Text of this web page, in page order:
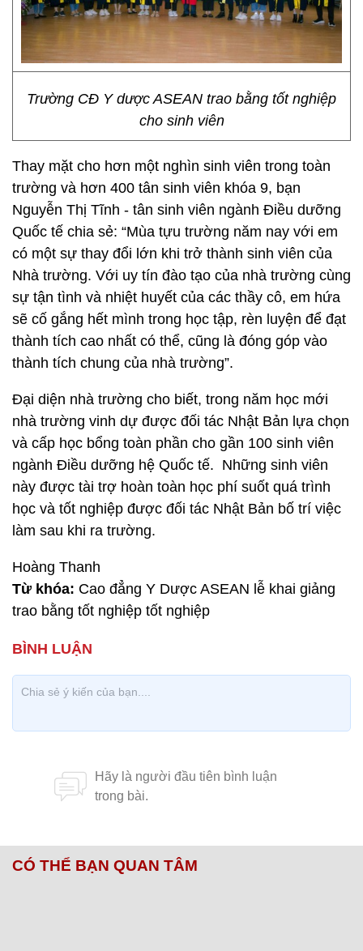
Trường CĐ Y dược ASEAN trao bằng tốt nghiệp
cho sinh viên
Thay mặt cho hơn một nghìn sinh viên trong toàn
trường và hơn 400 tân sinh viên khóa 9, bạn
Nguyễn Thị Tĩnh - tân sinh viên ngành Điều dưỡng
Quốc tế chia sẻ: “Mùa tựu trường năm nay với em
có một sự thay đổi lớn khi trở thành sinh viên của
Nhà trường. Với uy tín đào tạo của nhà trường cùng
sự tận tình và nhiệt huyết của các thầy cô, em hứa
sẽ cố gắng hết mình trong học tập, rèn luyện để đạt
thành tích cao nhất có thể, cũng là đóng góp vào
thành tích chung của nhà trường”.
Đại diện nhà trường cho biết, trong năm học mới
nhà trường vinh dự được đối tác Nhật Bản lựa chọn
và cấp học bổng toàn phần cho gần 100 sinh viên
ngành Điều dưỡng hệ Quốc tế. Những sinh viên
này được tài trợ hoàn toàn học phí suốt quá trình
học và tốt nghiệp được đối tác Nhật Bản bố trí việc
làm sau khi ra trường.
Hoàng Thanh
Từ khóa: Cao đẳng Y Dược ASEAN lễ khai giảng
trao bằng tốt nghiệp tốt nghiệp
CÓ THỂ BẠN QUAN TÂM